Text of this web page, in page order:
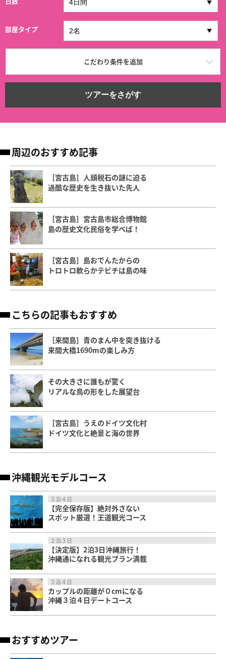
部屋タイプ
こだわり条件を追加
ツアーをさがす
周辺のおすすめ記事
［宮古島］人頭税石の謎に迫る
過酷な歴史を生き抜いた先人
［宮古島］宮古島市総合博物館
島の歴史文化民俗を学べば！
［宮古島］島おでんたからの
トロトロ軟らかテビチは島の味
こちらの記事もおすすめ
［来間島］青のまん中を突き抜ける
来間大橋1690mの楽しみ方
その大きさに誰もが驚く
リアルな鳥の形をした展望台
［宮古島］うえのドイツ文化村
ドイツ文化と絶景と海の世界
沖縄観光モデルコース
３泊４日
【完全保存版】絶対外さない
スポット厳選！王道観光コース
２泊３日
【決定版】2泊3日沖縄旅行！
沖縄通になれる観光プラン満載
３泊４日
カップルの距離が０cmになる
沖縄３泊４日デートコース
おすすめツアー